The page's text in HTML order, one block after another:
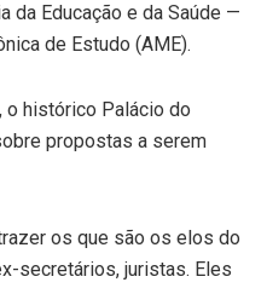
da Educação e da Saúde —
de Estudo (AME).
o histórico Palácio do
propostas a serem
os que são os elos do
secretários, juristas. Eles